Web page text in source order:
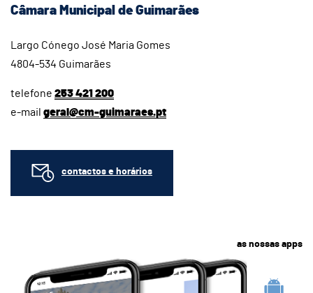
Câmara Municipal de Guimarães
Largo Cónego José Maria Gomes
4804-534 Guimarães
telefone 253 421 200
e-mail geral@cm-guimaraes.pt
contactos e horários
as nossas apps